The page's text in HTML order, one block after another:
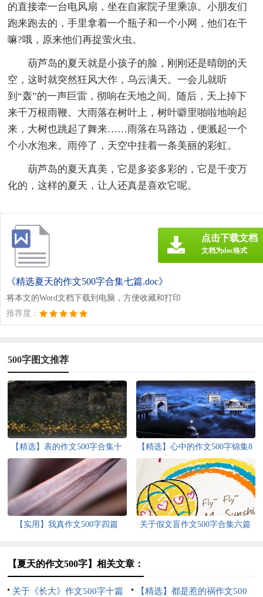
的直接牵一台电风扇，坐在自家院子里乘凉。小朋友们
跑来跑去的，手里拿着一个瓶子和一个小网，他们在干
嘛?哦，原来他们再捉萤火虫。
葫芦岛的夏天就是小孩子的脸，刚刚还是晴朗的天
空，这时就突然狂风大作，乌云满天。一会儿就听
到“轰”的一声巨雷，彻响在天地之间。随后，天上掉下
来千万根雨鞭。大雨落在树叶上，树叶噼里啪啦地响起
来，大树也跳起了舞来……雨落在马路边，便溅起一个
个小水泡来。雨停了，天空中挂着一条美丽的彩虹。
葫芦岛的夏天真美，它是多姿多彩的，它是千变万
化的，这样的夏天，让人还真是喜欢它呢。
《精选夏天的作文500字合集七篇.doc》
将本文的Word文档下载到电脑，方便收藏和打印
推荐度：
点击下载文档
文档为doc格式
500字图文推荐
【精选】表的作文500字合集十
【精选】心中的作文500字锦集8
篇
【实用】我真作文500字四篇 关于假文盲作文500字合集六篇
【夏天的作文500字】相关文章：
关于《长大》作文500字十篇 【精选】都是惹的祸作文500